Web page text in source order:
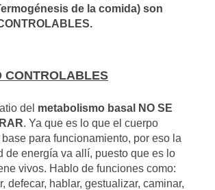
de la comida) son
CONTROLABLES
del metabolismo basal NO SE
. Ya que es lo que el cuerpo
para funcionamiento, por eso la
de energía va allí, puesto que es lo
vivos. Hablo de funciones como:
defecar, hablar, gestualizar, caminar,